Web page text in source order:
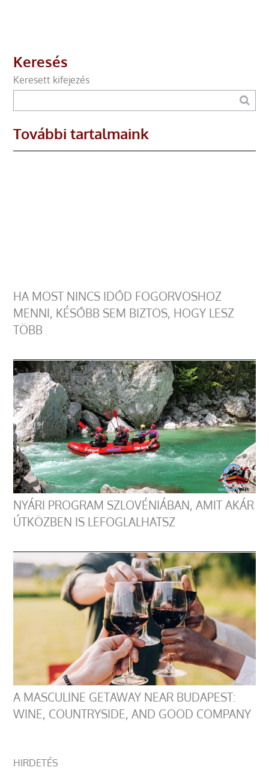
Keresés
Keresett kifejezés
További tartalmaink
HA MOST NINCS IDŐD FOGORVOSHOZ
MENNI, KÉSŐBB SEM BIZTOS, HOGY LESZ
TÖBB
NYÁRI PROGRAM SZLOVÉNIÁBAN, AMIT AKÁR
ÚTKÖZBEN IS LEFOGLALHATSZ
A MASCULINE GETAWAY NEAR BUDAPEST:
WINE, COUNTRYSIDE, AND GOOD COMPANY
HIRDETÉS